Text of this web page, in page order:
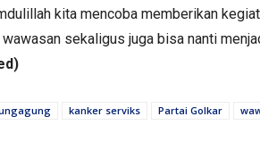
kita mencoba memberikan
sekaligus juga bisa nanti
kanker serviks Partai Golkar